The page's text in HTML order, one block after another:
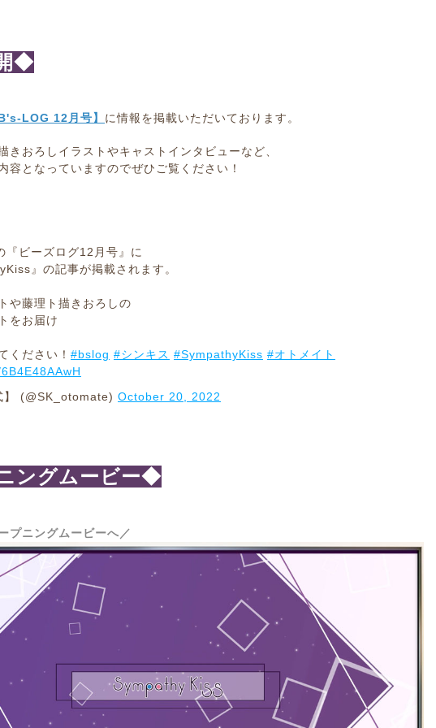
◆
B's-LOG 12月号】 に情報を掲載いただいております。
きおろしイラストやキャストインタビューなど、
容となっていますのでぜひご覧ください！
『ビーズログ12月号』に
』の記事が掲載されます。
や藤理ト描きおろしの
をお届け
ください！ #bslog #シンキス #SympathyKiss #オトメイト
(@SK_otomate) October 20, 2022
ングムービー◆
プニングムービーへ／